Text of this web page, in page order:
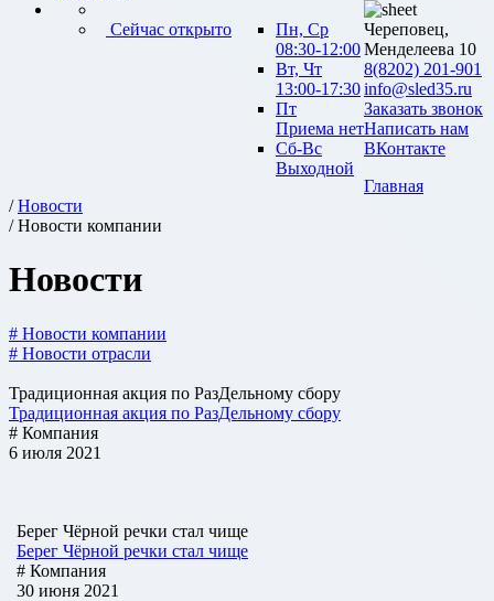
Сейчас открыто
Пн, Ср
08:30-12:00
Вт, Чт
13:00-17:30
Пт
Приема нет
Сб-Вс
Выходной
Череповец,
Менделеева 10
8(8202) 201-901
info@sled35.ru
Заказать звонок
Написать нам
ВКонтакте
Главная
/Новости
/ Новости компании
Новости
# Новости компании
# Новости отрасли
Традиционная акция по РазДельному сбору
Традиционная акция по РазДельному сбору
# Компания
6 июля 2021
Берег Чёрной речки стал чище
Берег Чёрной речки стал чище
# Компания
30 июня 2021